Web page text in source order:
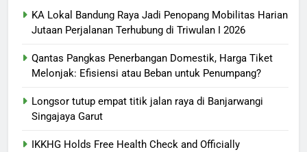
KA Lokal Bandung Raya Jadi Penopang Mobilitas Harian
Jutaan Perjalanan Terhubung di Triwulan I 2026
Qantas Pangkas Penerbangan Domestik, Harga Tiket
Melonjak: Efisiensi atau Beban untuk Penumpang?
Longsor tutup empat titik jalan raya di Banjarwangi
Singajaya Garut
IKKHG Holds Free Health Check and Officially